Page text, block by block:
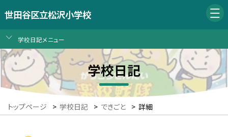
世田谷区立松沢小学校
学校日記メニュー
学校日記
トップページ > 学校日記 > できごと > 詳細